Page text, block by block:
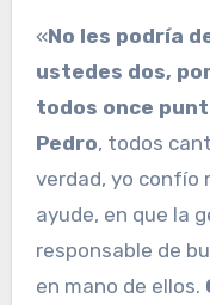
«No les podría decir por qué me inclino por
ustedes dos,
todos once
Pedro, todos
verdad, yo confío
ayude, en que la
responsable de
en mano de ellos.